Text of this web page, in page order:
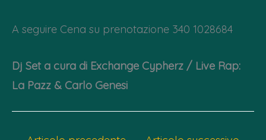
A seguire Cena su prenotazione 340 1028684
Dj Set a cura di Exchange Cypherz / Live Rap:
La Pazz & Carlo Genesi